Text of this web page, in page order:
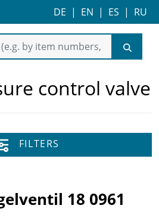
DE | EN | ES | RU
control valve
FILTERS
18 0961